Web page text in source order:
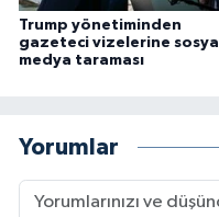
Trump yönetiminden
gazeteci vizelerine sosyal
medya taraması
Yorumlar